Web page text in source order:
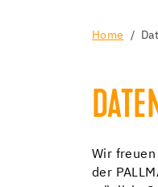
Home
Wir
der